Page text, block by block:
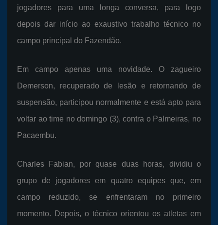
jogadores para uma longa conversa, para logo
depois dar início ao exaustivo trabalho técnico no
campo principal do Fazendão.
Em campo apenas uma novidade. O zagueiro
Demerson, recuperado de lesão e retornando de
suspensão, participou normalmente e está apto para
voltar ao time no domingo (3), contra o Palmeiras, no
Pacaembu.
Charles Fabian, por quase duas horas, dividiu o
grupo de jogadores em quatro equipes que, em
campo reduzido, se enfrentaram no primeiro
momento. Depois, o técnico orientou os atletas em